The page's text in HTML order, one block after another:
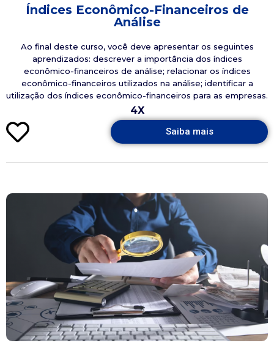
Índices Econômico-Financeiros de
Análise
Ao final deste curso, você deve apresentar os seguintes
aprendizados: descrever a importância dos índices
econômico-financeiros de análise; relacionar os índices
econômico-financeiros utilizados na análise; identificar a
utilização dos índices econômico-financeiros para as empresas.
4X
Saiba mais